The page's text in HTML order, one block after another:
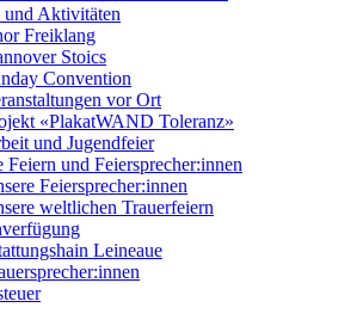
und Aktivitäten
Freiklang
Stoics
Convention
vor Ort
«PlakatWAND Toleranz»
und Jugendfeier
Feiern und Feiersprecher:innen
Feiersprecher:innen
weltlichen Trauerfeiern
Leineaue